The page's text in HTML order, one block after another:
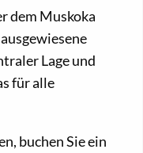
dem Muskoka
Lage und
für alle
buchen Sie ein